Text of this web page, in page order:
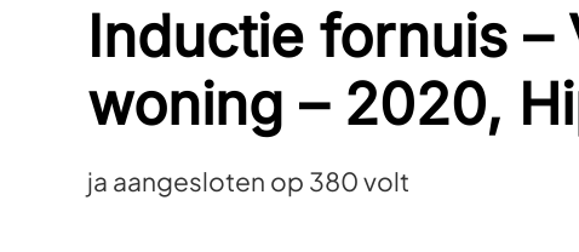
Inductie fornuis –
woning – 2020,
ja aangesloten op 380 volt